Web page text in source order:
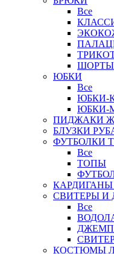
Все
ШОРТЫ
ЮБКИ
Все
ЮБКИ-
ЮБКИ-
ПИДЖАКИ
БЛУЗКИ
ФУТБОЛКИ
Все
ТОПЫ
СВИТЕРЫ И
Все
КОСТЮМЫ